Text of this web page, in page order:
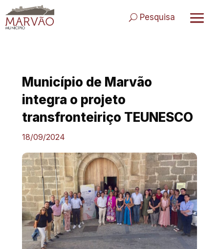
to
content
Pesquisa
Município de Marvão
integra o projeto
transfronteiriço TEUNESCO
18/09/2024